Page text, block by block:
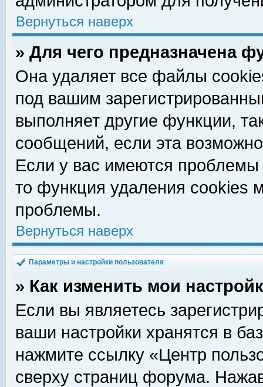
Вернуться наверх
» Для чего предназначена
Она удаляет все файлы
под вашим
выполняет другие функции,
сообщений, если эта
Если у вас имеются
то функция удаления cookies
проблемы.
Вернуться наверх
Параметры и настройки пользователя
» Как изменить мои
Если вы являетесь
ваши настройки хранятся в
нажмите ссылку «Центр
сверху страниц форума.